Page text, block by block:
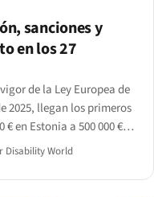
sanciones y
en los 27
de la Ley Europea de
2025, llegan los primeros
en Estonia a 500 000 €
30% al 70% y
Disability World